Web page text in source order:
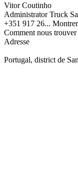
Vitor Coutinho
Administrator Truck
+351 917 26... Montrer
Comment nous trouver
Adresse
Portugal, district de